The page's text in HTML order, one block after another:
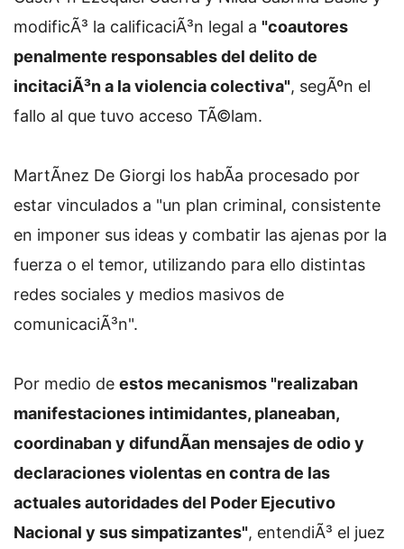
modificÃ³ la calificaciÃ³n legal a "coautores
penalmente responsables del delito de
incitaciÃ³n a la violencia colectiva", segÃºn el
fallo al que tuvo acceso TÃ©lam.
MartÃ­nez De Giorgi los habÃ­a procesado por
estar vinculados a "un plan criminal, consistente
en imponer sus ideas y combatir las ajenas por la
fuerza o el temor, utilizando para ello distintas
redes sociales y medios masivos de
comunicaciÃ³n".
Por medio de estos mecanismos "realizaban
manifestaciones intimidantes, planeaban,
coordinaban y difundÃ­an mensajes de odio y
declaraciones violentas en contra de las
actuales autoridades del Poder Ejecutivo
Nacional y sus simpatizantes", entendiÃ³ el juez